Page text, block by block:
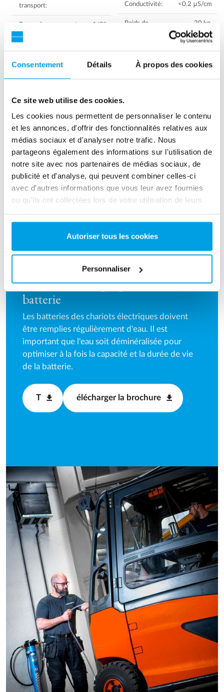
Consentement Détails À propos des cookies
Ce site web utilise des cookies.
Les cookies nous permettent de personnaliser le contenu
et les annonces, d'offrir des fonctionnalités relatives aux
médias sociaux et d'analyser notre trafic. Nous
partageons également des informations sur l'utilisation de
notre site avec nos partenaires de médias sociaux, de
publicité et d'analyse, qui peuvent combiner celles-ci
avec d'autres informations que vous leur avez fournies
ou qu'ils ont collectées lors de votre utilisation de leurs
Autoriser tous les cookies
Personnaliser
transport:
Raccord
sortie:
tuyau 1/2"
Dimensions:
Diamètre:
Télécharger les
instructions
Conductivité: <0.2 μS/cm
Poids de
20 kg.
d'entrée /
92 cm
Télécharger les
instructions
Produisez votre propre eau de
batterie
Les batteries des chariots électriques doivent
être remplies régulièrement d'eau. Il est
important que l'eau soit déminéralisée pour
optimiser à la fois la capacité et la durée de vie
de la batterie.
T élécharger la brochure